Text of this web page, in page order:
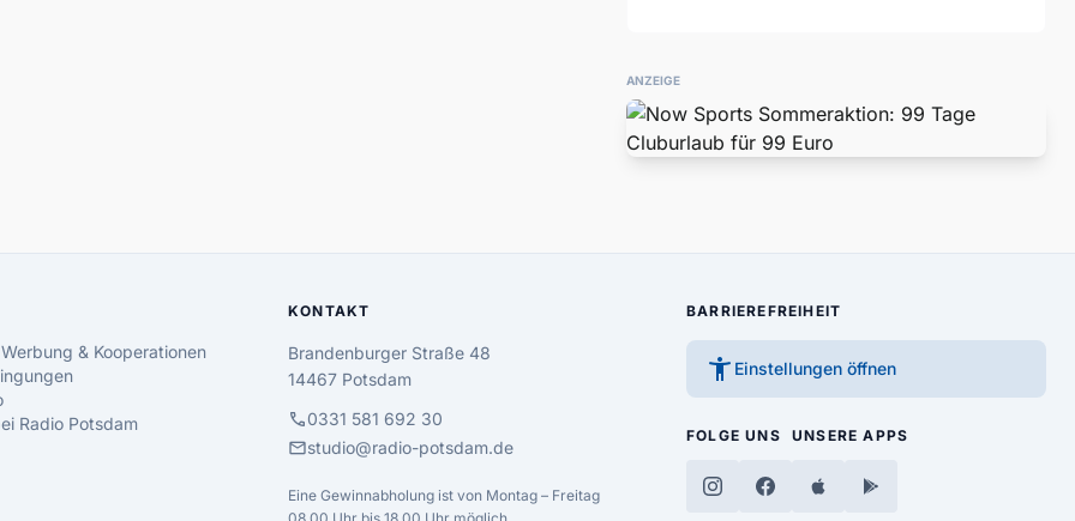
ANZEIGE
& Kooperationen
Radio Potsdam
KONTAKT
Brandenburger Straße 48
14467 Potsdam
call0331 581 692 30
mailstudio@radio-potsdam.de
Eine Gewinnabholung ist von Montag – Freitag
BARRIEREFREIHEIT
accessibility_new Einstellungen öffnen
FOLGE UNS UNSERE APPS